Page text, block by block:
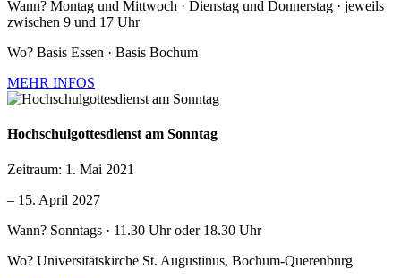
Wann? Montag und Mittwoch · Dienstag und Donnerstag · jeweils
zwischen 9 und 17 Uhr
Wo? Basis Essen · Basis Bochum
MEHR INFOS
Hochschulgottesdienst am Sonntag
Zeitraum: 1. Mai 2021
– 15. April 2027
Wann? Sonntags · 11.30 Uhr oder 18.30 Uhr
Wo? Universitätskirche St. Augustinus, Bochum-Querenburg